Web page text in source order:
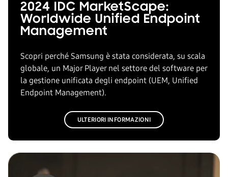
2024 IDC MarketScape:
Worldwide Unified Endpoint
Management
Scopri perché Samsung è stata considerata, su scala
globale, un Major Player nel settore del software per
la gestione unificata degli endpoint (UEM, Unified
Endpoint Management).
ULTERIORI INFORMAZIONI